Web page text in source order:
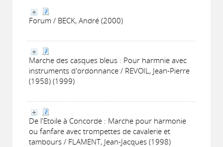
Forum / BECK, André (2000)
Marche des casques bleus : Pour harmnie avec
instruments d'ordonnance / REVOIL, Jean-Pierre
(1958) (1999)
De l'Etoile à Concorde : Marche pour harmonie
ou fanfare avec trompettes de cavalerie et
tambours / FLAMENT, Jean-Jacques (1998)